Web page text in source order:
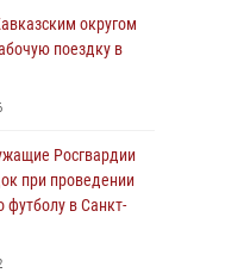
Героя России
товарищей,
воинского долга
5
прошли
округом
поездку в
Росгвардии
при проведении
футболу в Санкт-